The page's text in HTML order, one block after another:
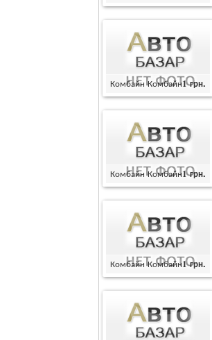
Комбайн Комбайн1 грн.
Комбайн Комбайн1 грн.
Комбайн Комбайн1 грн.